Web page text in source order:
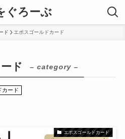
ぐろーぶ
ド エポスゴールドカード
ド – category –
カード
エポスゴールドカード